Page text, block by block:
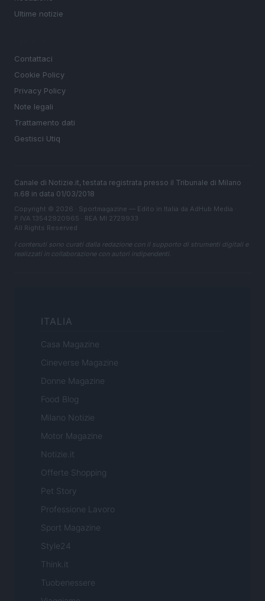
Ultime notizie
Contattaci
Cookie Policy
Privacy Policy
Note legali
Trattamento dati
Gestisci Utiq
Canale di Notizie.it, testata registrata presso il Tribunale di Milano
n.68 in data 01/03/2018
Copyright © 2026 · Sportmagazine — Edito in Italia da AdHub Media
P.IVA 13542920965 · REA MI 2729933
All Rights Reserved
I contenuti sono curati dalla redazione con il supporto di strumenti digitali e
realizzati in collaborazione con autori indipendenti.
ITALIA
Casa Magazine
Cineverse Magazine
Donne Magazine
Food Blog
Milano Notizie
Motor Magazine
Notizie.it
Offerte Shopping
Pet Story
Professione Lavoro
Sport Magazine
Style24
Think.it
Tuobenessere